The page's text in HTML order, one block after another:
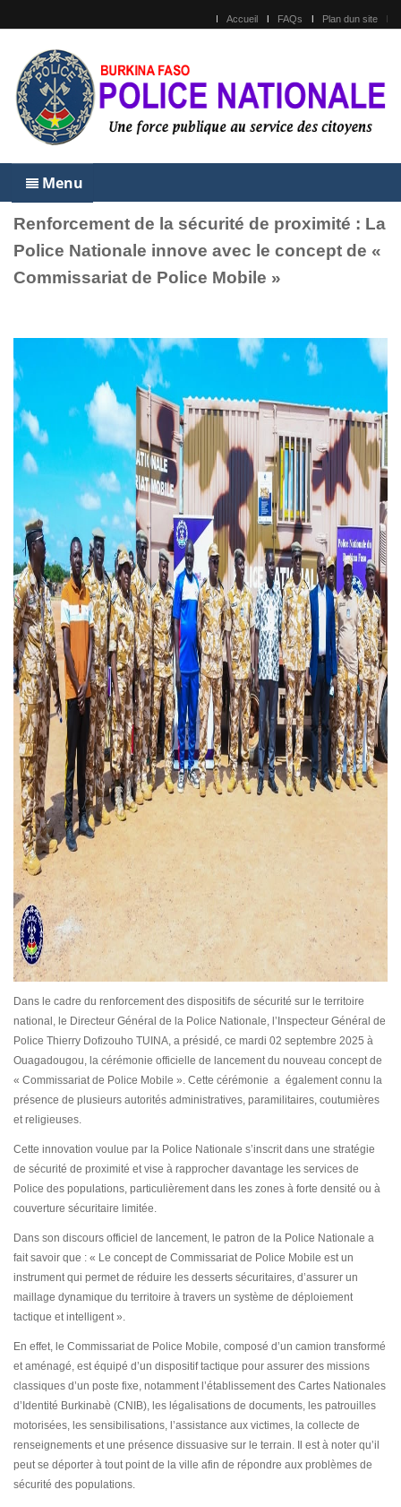
Accueil FAQs Plan dun site
Menu
Renforcement de la sécurité de proximité : La
Police Nationale innove avec le concept de «
Commissariat de Police Mobile »
Dans le cadre du renforcement des dispositifs de sécurité sur le territoire
national, le Directeur Général de la Police Nationale, l’Inspecteur Général de
Police Thierry Dofizouho TUINA, a présidé, ce mardi 02 septembre 2025 à
Ouagadougou, la cérémonie officielle de lancement du nouveau concept de
« Commissariat de Police Mobile ». Cette cérémonie a également connu la
présence de plusieurs autorités administratives, paramilitaires, coutumières
et religieuses.
Cette innovation voulue par la Police Nationale s’inscrit dans une stratégie
de sécurité de proximité et vise à rapprocher davantage les services de
Police des populations, particulièrement dans les zones à forte densité ou à
couverture sécuritaire limitée.
Dans son discours officiel de lancement, le patron de la Police Nationale a
fait savoir que : « Le concept de Commissariat de Police Mobile est un
instrument qui permet de réduire les desserts sécuritaires, d’assurer un
maillage dynamique du territoire à travers un système de déploiement
tactique et intelligent ».
En effet, le Commissariat de Police Mobile, composé d’un camion transformé
et aménagé, est équipé d’un dispositif tactique pour assurer des missions
classiques d’un poste fixe, notamment l’établissement des Cartes Nationales
d’Identité Burkinabè (CNIB), les légalisations de documents, les patrouilles
motorisées, les sensibilisations, l’assistance aux victimes, la collecte de
renseignements et une présence dissuasive sur le terrain. Il est à noter qu’il
peut se déporter à tout point de la ville afin de répondre aux problèmes de
sécurité des populations.